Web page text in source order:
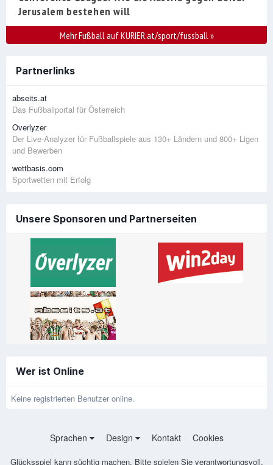
Jerusalem bestehen will
Mehr Fußball auf KURIER.at/sport/fussball»
Partnerlinks
abseits.at
Das Fußballportal für Österreich
Overlyzer
Der Live-Analyzer für Fußballspiele aus 130+ Ländern und 800+ Ligen
und Bewerben
wettbasis.com
Sportwetten mit Erfolg
Unsere Sponsoren und Partnerseiten
Wer ist Online
Keine registrierten Benutzer online.
Sprachen Design Kontakt Cookies
Glücksspiel kann süchtig machen. Bitte spielen Sie verantwortungsvoll.